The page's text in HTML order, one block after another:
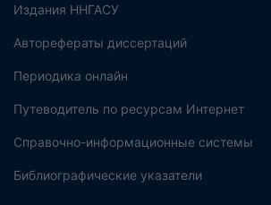
Издания ННГАСУ
Авторефераты диссертаций
Периодика онлайн
Путеводитель по ресурсам Интернет
Справочно-информационные системы
Библиографические указатели